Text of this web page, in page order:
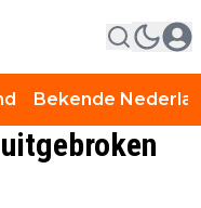
Bekende